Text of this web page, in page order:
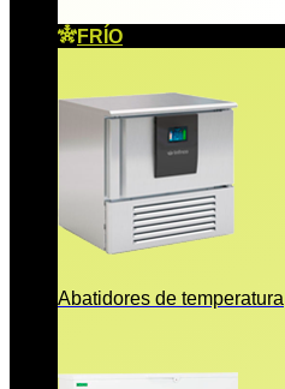
FRÍO
Abatidores de temperatura